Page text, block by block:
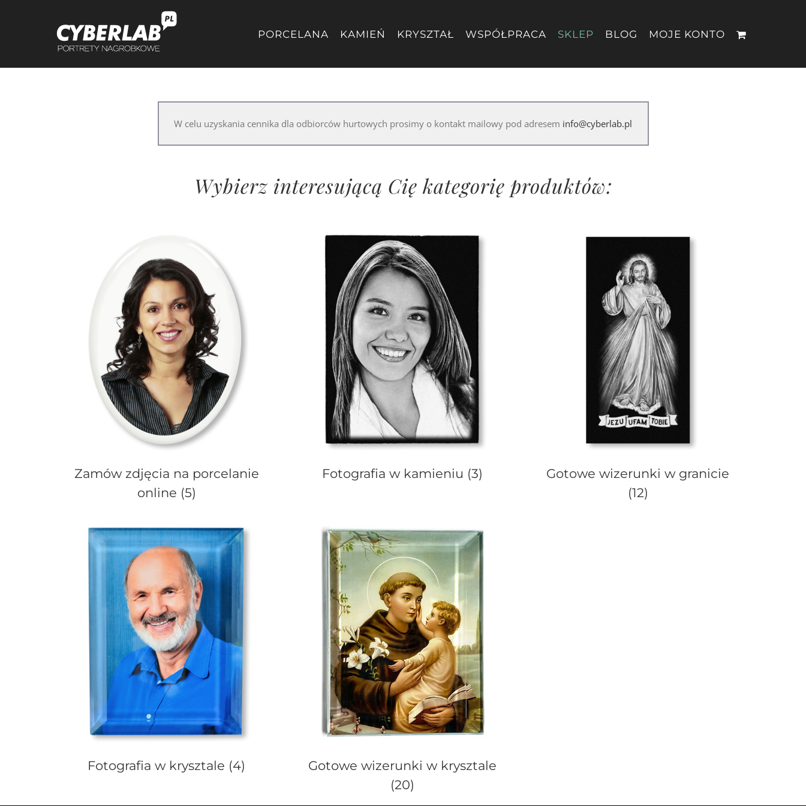
PORCELANA KAMIEŃ KRYSZTAŁ WSPÓŁPRACA SKLEP BLOG MOJE KONTO
W celu uzyskania cennika dla odbiorców hurtowych prosimy o kontakt mailowy pod adresem info@cyberlab.pl
Wybierz interesującą Cię kategorię produktów:
Zamów zdjęcia na porcelanie
online (5)
Fotografia w kamieniu (3)
Gotowe wizerunki w granicie
(12)
Fotografia w krysztale (4)
Gotowe wizerunki w krysztale
(20)